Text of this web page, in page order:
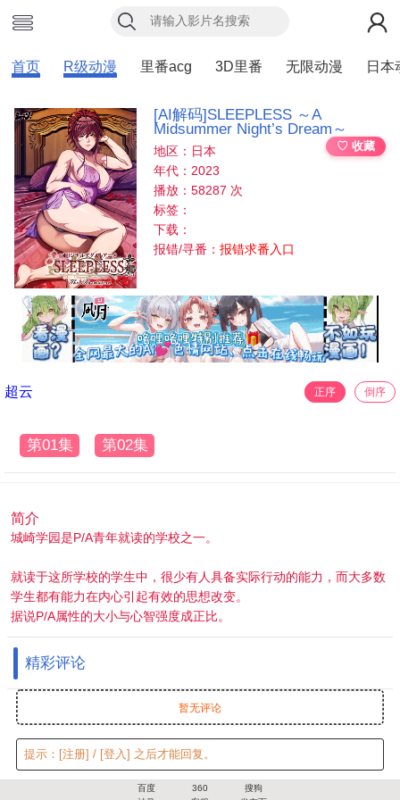
首页 R级动漫 里番acg 3D里番 无限动漫 日本
[AI解码]SLEEPLESS ～A
Midsummer Night’s Dream～
♡ 收藏
地区：日本
年代：2023
播放：58287 次
标签：
下载：
报错/寻番：报错求番入口
超云 正序 倒序
第01集 第02集
简介
城崎学园是P/A青年就读的学校之一。
就读于这所学校的学生中，很少有人具备实际行动的能力，而大多数
学生都有能力在内心引起有效的思想改变。
据说P/A属性的大小与心智强度成正比。
精彩评论
暂无评论
提示： [注册] / [登入] 之后才能回复。
百度 360
搜狗